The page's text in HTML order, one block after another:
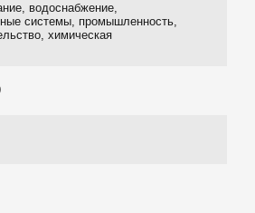
водоснабжение,
системы, промышленность,
химическая